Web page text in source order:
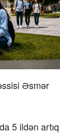
Əsmər
5 ildən artıq